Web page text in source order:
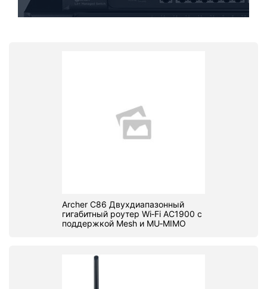
Archer C86 Двухдиапазонный
гигабитный роутер Wi‑Fi AC1900 с
поддержкой Mesh и MU‑MIMO